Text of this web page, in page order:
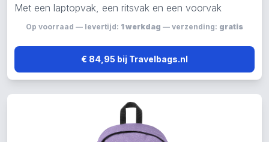
Met een laptopvak, een ritsvak en een voorvak
Op voorraad — levertijd: 1 werkdag — verzending: gratis
€ 84,95 bij Travelbags.nl